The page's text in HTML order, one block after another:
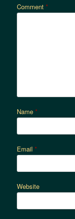
Comment *
Name *
Email *
Website